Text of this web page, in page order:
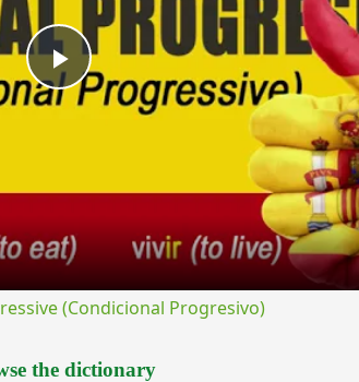
Play
(Condicional Progresivo)
the dictionary